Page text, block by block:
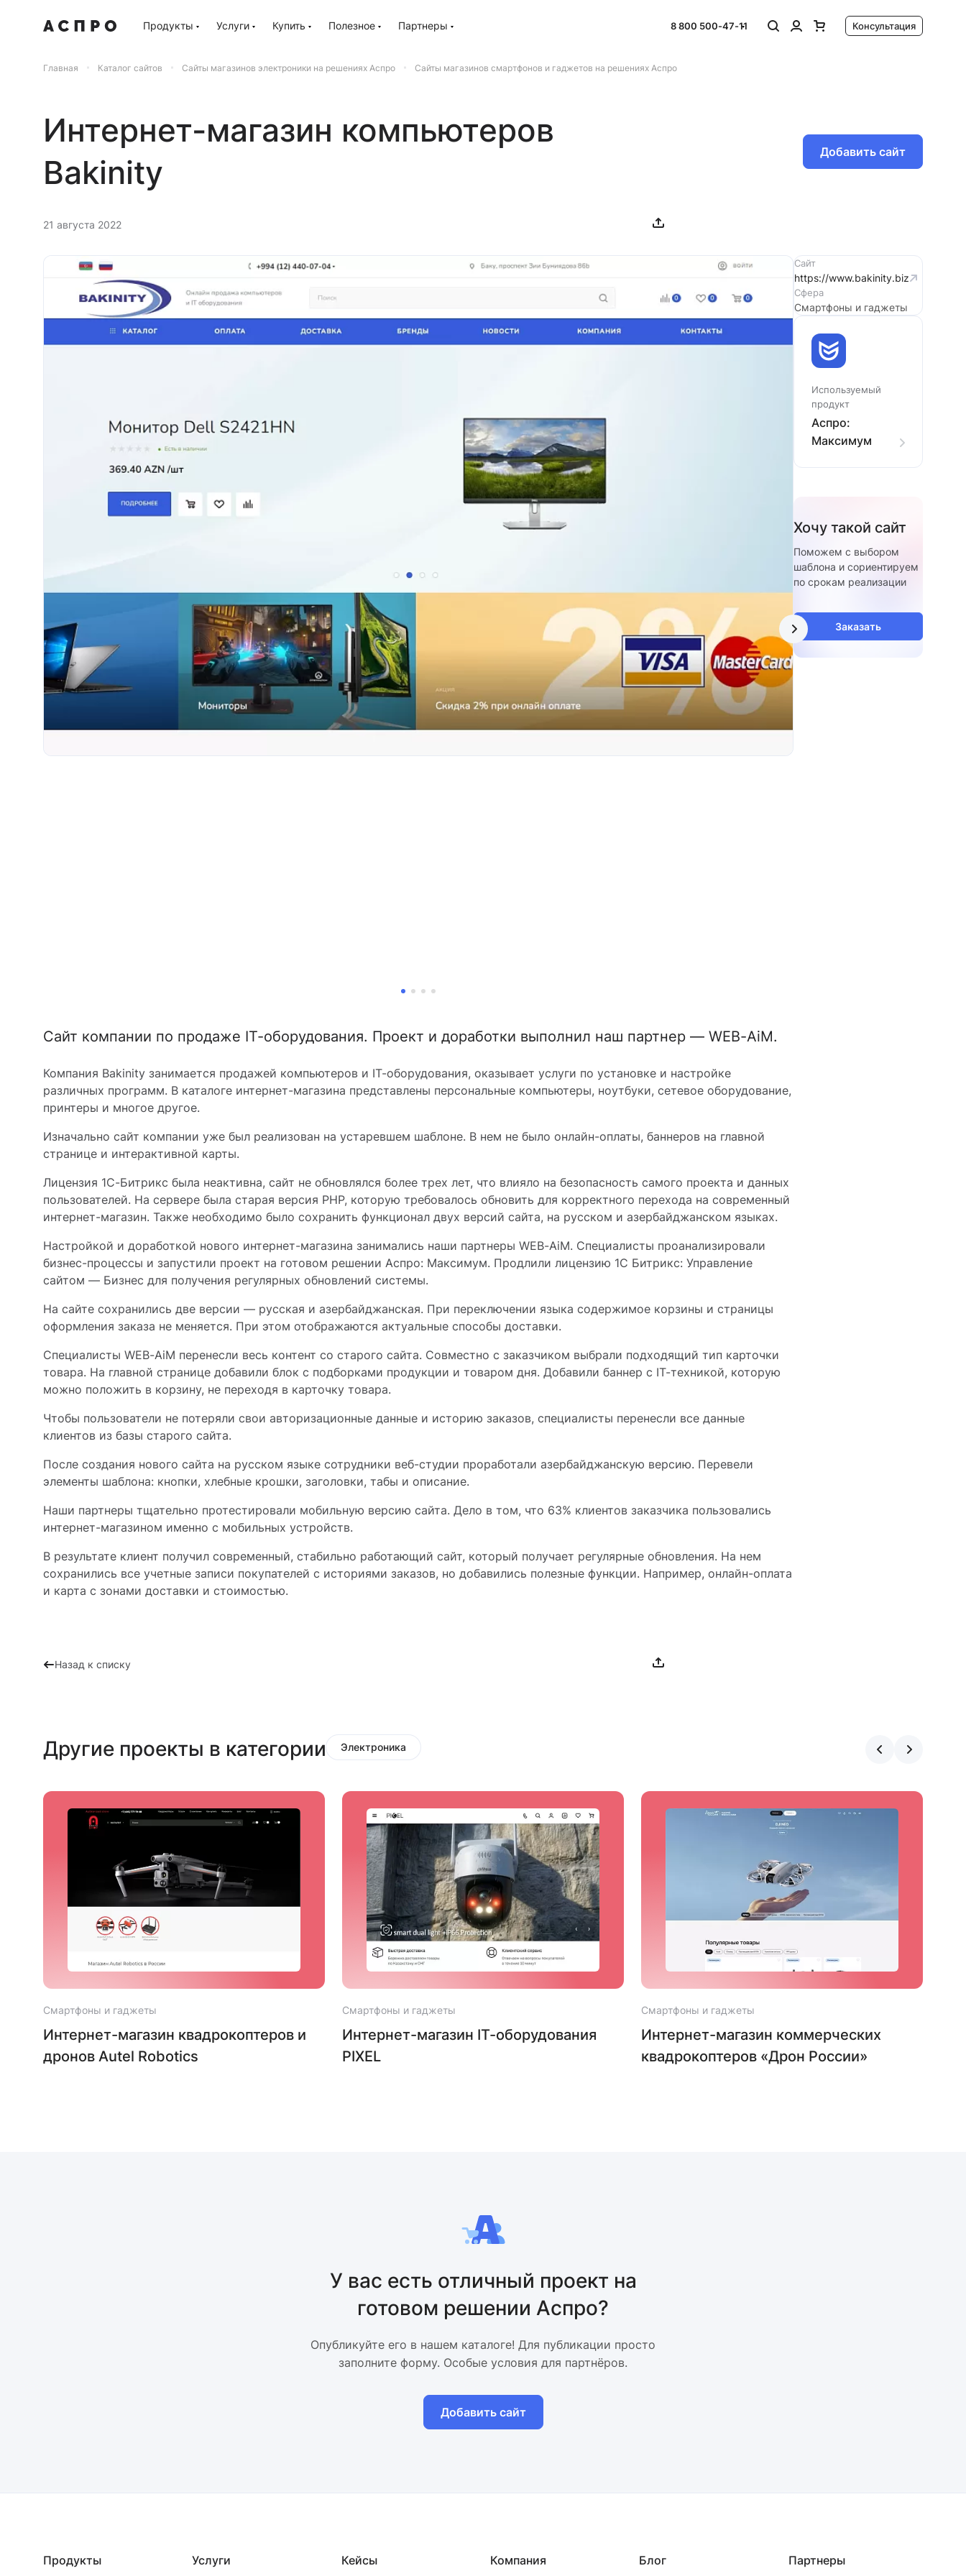
Продукты Услуги Купить Полезное Партнеры 8 800 500-47-11 Консультация
Главная Каталог сайтов Сайты магазинов электроники на решениях Аспро Сайты магазинов смартфонов и гаджетов на решениях Аспро
Интернет-магазин компьютеров
Bakinity
Добавить сайт
21 августа 2022
Сайт компании по продаже IT-оборудования. Проект и доработки выполнил наш партнер — WEB-AiM.
Компания Bakinity занимается продажей компьютеров и IT-оборудования, оказывает услуги по установке и настройке
различных программ. В каталоге интернет-магазина представлены персональные компьютеры, ноутбуки, сетевое оборудование,
принтеры и многое другое.
Изначально сайт компании уже был реализован на устаревшем шаблоне. В нем не было онлайн-оплаты, баннеров на главной
странице и интерактивной карты.
Лицензия 1С-Битрикс была неактивна, сайт не обновлялся более трех лет, что влияло на безопасность самого проекта и данных
пользователей. На сервере была старая версия РНР, которую требовалось обновить для корректного перехода на современный
интернет-магазин. Также необходимо было сохранить функционал двух версий сайта, на русском и азербайджанском языках.
Настройкой и доработкой нового интернет-магазина занимались наши партнеры WEB-AiM. Специалисты проанализировали
бизнес-процессы и запустили проект на готовом решении Аспро: Максимум. Продлили лицензию 1С Битрикс: Управление
сайтом — Бизнес для получения регулярных обновлений системы.
На сайте сохранились две версии — русская и азербайджанская. При переключении языка содержимое корзины и страницы
оформления заказа не меняется. При этом отображаются актуальные способы доставки.
Специалисты WEB-AiM перенесли весь контент со старого сайта. Совместно с заказчиком выбрали подходящий тип карточки
товара. На главной странице добавили блок с подборками продукции и товаром дня. Добавили баннер с IT-техникой, которую
можно положить в корзину, не переходя в карточку товара.
Чтобы пользователи не потеряли свои авторизационные данные и историю заказов, специалисты перенесли все данные
клиентов из базы старого сайта.
После создания нового сайта на русском языке сотрудники веб-студии проработали азербайджанскую версию. Перевели
элементы шаблона: кнопки, хлебные крошки, заголовки, табы и описание.
Наши партнеры тщательно протестировали мобильную версию сайта. Дело в том, что 63% клиентов заказчика пользовались
интернет-магазином именно с мобильных устройств.
В результате клиент получил современный, стабильно работающий сайт, который получает регулярные обновления. На нем
сохранились все учетные записи покупателей с историями заказов, но добавились полезные функции. Например, онлайн-оплата
и карта с зонами доставки и стоимостью.
Назад к списку
Сайт
https://www.bakinity.biz
Сфера
Смартфоны и гаджеты
Используемый
продукт
Аспро:
Максимум
Хочу такой сайт
Поможем с выбором
шаблона и сориентируем
по срокам реализации
Заказать
Другие проекты в категории Электроника
Смартфоны и гаджеты
Интернет-магазин квадрокоптеров и
дронов Autel Robotics
Смартфоны и гаджеты
Интернет-магазин IT-оборудования
PIXEL
Смартфоны и гаджеты
Интернет-магазин коммерческих
квадрокоптеров «Дрон России»
У вас есть отличный проект на
готовом решении Аспро?
Опубликуйте его в нашем каталоге! Для публикации просто
заполните форму. Особые условия для партнёров.
Добавить сайт
Продукты Услуги Кейсы Компания Блог Партнеры